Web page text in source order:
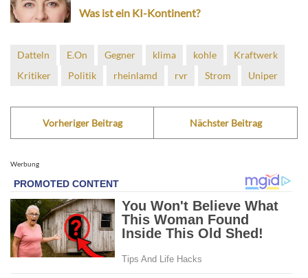
Was ist ein KI-Kontinent?
Datteln E.On Gegner klima kohle
Kraftwerk
Kritiker
Politik rheinlamd rvr Strom Uniper
Vorheriger Beitrag Nächster Beitrag
Werbung